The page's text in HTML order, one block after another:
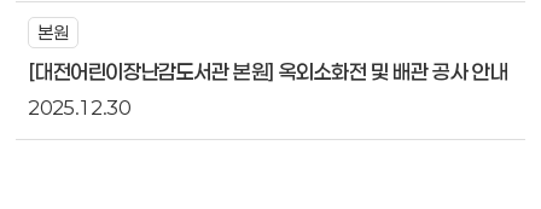
본원
[대전어린이장난감도서관 본원] 옥외소화전 및 배관 공사 안내
2025.12.30